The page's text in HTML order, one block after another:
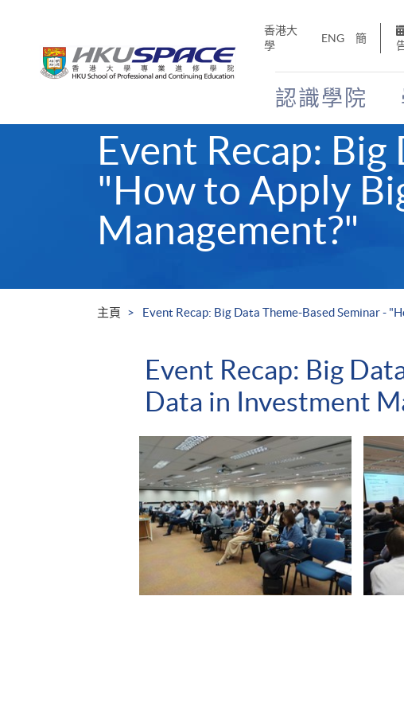
香港大
學
ENG 簡
認識學院
Event Recap:
"How to Apply
Management?"
主頁 Event Recap: Big Data Theme-Based Seminar -
Event Recap: Big
Data in Investment